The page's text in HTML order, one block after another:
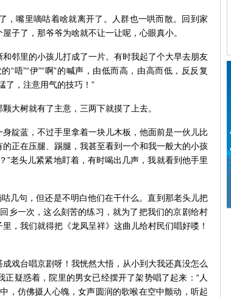
嘴里嘀咕着啥就离开了。人群也一哄而散。回到家
子了，那爷爷为啥就不让一让呢，心眼真小。
里的小孩儿打成了一片。有时我起了个大早去朋友
唔”“伊”“啊”的喊声，由低而高，由高而低，反反复
了，注意用气的技巧！”
树就有了主意，三两下就摸了上去。
蓝，不过手里拿着一块儿木板，他面前是一伙儿比
正在压腿、踢腿，我甚至看到一个和我一般大的小孩
”老头儿紧紧地盯着，有时喝出几声，我就看到他手里
句，但还是不明白他们在干什么。直到那老头儿把
乡一次，这么刻苦的练习，就为了把我们的京剧给村
，我们就得把《龙凤呈祥》这曲儿给村民们唱好喽！
台唱京剧呀！我恍然大悟，从小到大我还真没怎么
疑惑着，院里的男女已经摆开了架势唱了起来：“人
仿佛摄人心魄，女声圆润的歌喉在空中颤动，听起